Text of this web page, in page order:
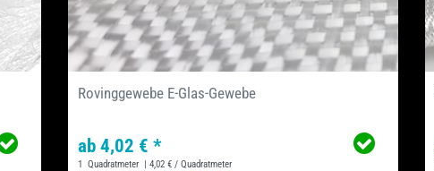
Rovinggewebe E-Glas-Gewebe
ab 4,02 € *
1 Quadratmeter | 4,02 € / Quadratmeter